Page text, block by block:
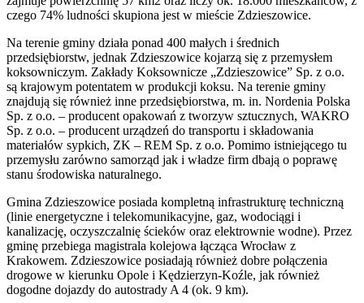
czego 74% ludności skupiona jest w mieście Zdzieszowice.
Na terenie gminy działa ponad 400 małych i średnich
przedsiębiorstw, jednak Zdzieszowice kojarzą się z przemysłem
koksowniczym. Zakłady Koksownicze „Zdzieszowice” Sp. z o.o.
są krajowym potentatem w produkcji koksu. Na terenie gminy
znajdują się również inne przedsiębiorstwa, m. in. Nordenia Polska
Sp. z o.o. – producent opakowań z tworzyw sztucznych, WAKRO
Sp. z o.o. – producent urządzeń do transportu i składowania
materiałów sypkich, ZK – REM Sp. z o.o. Pomimo istniejącego tu
przemysłu zarówno samorząd jak i władze firm dbają o poprawę
stanu środowiska naturalnego.
Gmina Zdzieszowice posiada kompletną infrastrukturę techniczną
(linie energetyczne i telekomunikacyjne, gaz, wodociągi i
kanalizację, oczyszczalnię ścieków oraz elektrownie wodne). Przez
gminę przebiega magistrala kolejowa łącząca Wrocław z
Krakowem. Zdzieszowice posiadają również dobre połączenia
drogowe w kierunku Opole i Kędzierzyn-Koźle, jak również
dogodne dojazdy do autostrady A 4 (ok. 9 km).